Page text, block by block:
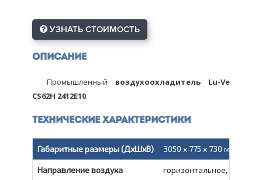
УЗНАТЬ СТОИМОСТЬ
Описание
Промышленный воздухоохладитель Lu-Ve
CS62H 2412E10.
Технические характеристики
Габаритные размеры (ДxШxВ) 3050 x 775 x 730 мм
Направление воздуха горизонтальное,